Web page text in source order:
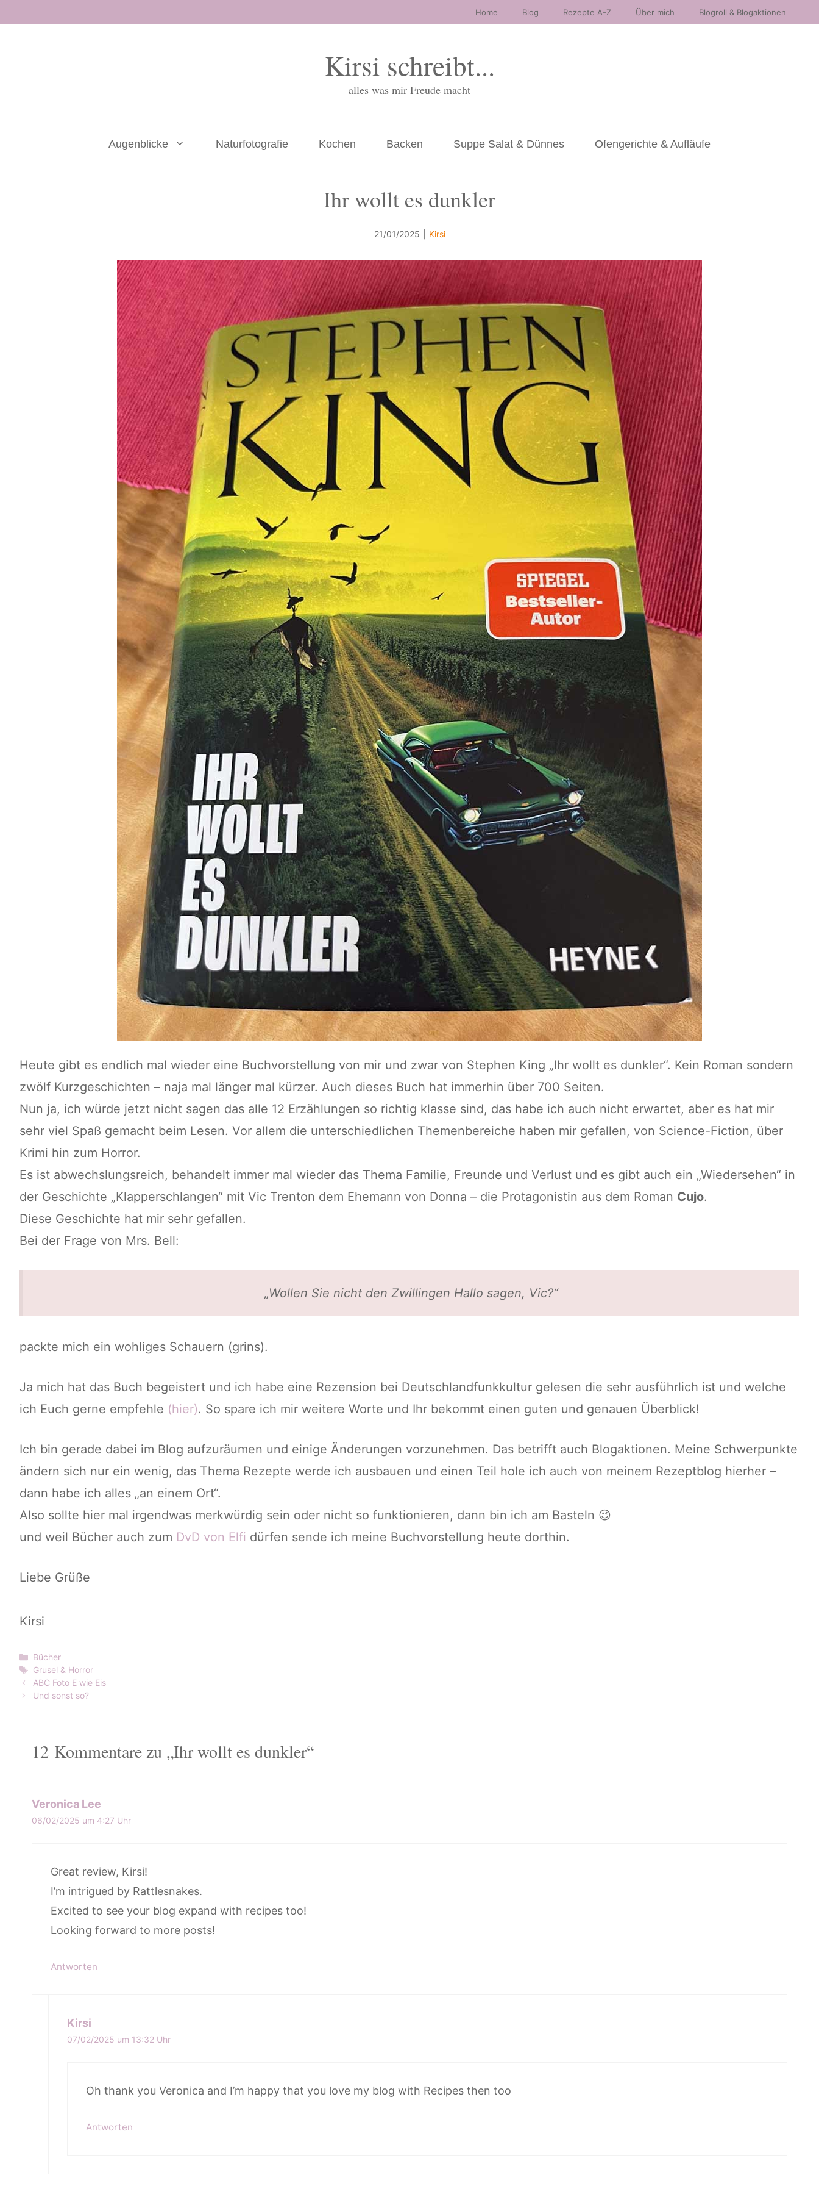
Inhalt
Home Blog Rezepte A-Z Über mich Blogroll & Blogaktionen
Kirsi schreibt...
alles was mir Freude macht
Augenblicke Naturfotografie Kochen Backen Suppe Salat & Dünnes Ofengerichte & Aufläufe
Ihr wollt es dunkler
21/01/2025 Kirsi
Heute gibt es endlich mal wieder eine Buchvorstellung von mir und zwar von Stephen King „Ihr wollt es dunkler“. Kein Roman sondern
zwölf Kurzgeschichten – naja mal länger mal kürzer. Auch dieses Buch hat immerhin über 700 Seiten.
Nun ja, ich würde jetzt nicht sagen das alle 12 Erzählungen so richtig klasse sind, das habe ich auch nicht erwartet, aber es hat mir
sehr viel Spaß gemacht beim Lesen. Vor allem die unterschiedlichen Themenbereiche haben mir gefallen, von Science-Fiction, über
Krimi hin zum Horror.
Es ist abwechslungsreich, behandelt immer mal wieder das Thema Familie, Freunde und Verlust und es gibt auch ein „Wiedersehen“ in
der Geschichte „Klapperschlangen“ mit Vic Trenton dem Ehemann von Donna – die Protagonistin aus dem Roman Cujo.
Diese Geschichte hat mir sehr gefallen.
Bei der Frage von Mrs. Bell:
„Wollen Sie nicht den Zwillingen Hallo sagen, Vic?“
packte mich ein wohliges Schauern (grins).
Ja mich hat das Buch begeistert und ich habe eine Rezension bei Deutschlandfunkkultur gelesen die sehr ausführlich ist und welche
ich Euch gerne empfehle (hier). So spare ich mir weitere Worte und Ihr bekommt einen guten und genauen Überblick!
Ich bin gerade dabei im Blog aufzuräumen und einige Änderungen vorzunehmen. Das betrifft auch Blogaktionen. Meine Schwerpunkte
ändern sich nur ein wenig, das Thema Rezepte werde ich ausbauen und einen Teil hole ich auch von meinem Rezeptblog hierher –
dann habe ich alles „an einem Ort“.
Also sollte hier mal irgendwas merkwürdig sein oder nicht so funktionieren, dann bin ich am Basteln 😉
und weil Bücher auch zum DvD von Elfi dürfen sende ich meine Buchvorstellung heute dorthin.
Liebe Grüße
Kirsi
Kategorien
Bücher
Schlagwörter
Grusel & Horror
ABC Foto E wie Eis
Und sonst so?
12 Kommentare zu „Ihr wollt es dunkler“
Veronica Lee
06/02/2025 um 4:27 Uhr
Great review, Kirsi!
I’m intrigued by Rattlesnakes.
Excited to see your blog expand with recipes too!
Looking forward to more posts!
Antworten
Kirsi
07/02/2025 um 13:32 Uhr
Oh thank you Veronica and I’m happy that you love my blog with Recipes then too
Antworten